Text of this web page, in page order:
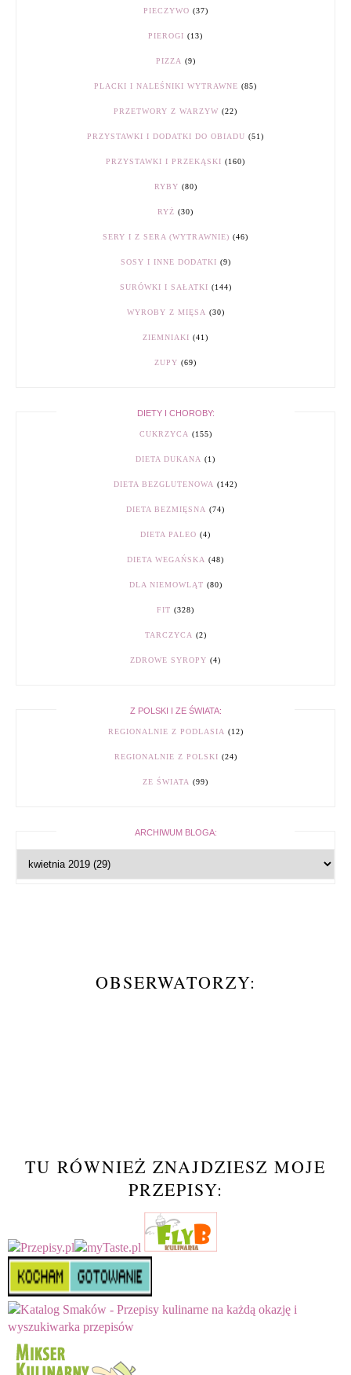
PIECZYWO (37)
PIEROGI (13)
PIZZA (9)
PLACKI I NALEŚNIKI WYTRAWNE (85)
PRZETWORY Z WARZYW (22)
PRZYSTAWKI I DODATKI DO OBIADU (51)
PRZYSTAWKI I PRZEKĄSKI (160)
RYBY (80)
RYŻ (30)
SERY I Z SERA (WYTRAWNIE) (46)
SOSY I INNE DODATKI (9)
SURÓWKI I SAŁATKI (144)
WYROBY Z MIĘSA (30)
ZIEMNIAKI (41)
ZUPY (69)
DIETY I CHOROBY:
CUKRZYCA (155)
DIETA DUKANA (1)
DIETA BEZGLUTENOWA (142)
DIETA BEZMIĘSNA (74)
DIETA PALEO (4)
DIETA WEGAŃSKA (48)
DLA NIEMOWLĄT (80)
FIT (328)
TARCZYCA (2)
ZDROWE SYROPY (4)
Z POLSKI I ZE ŚWIATA:
REGIONALNIE Z PODLASIA (12)
REGIONALNIE Z POLSKI (24)
ZE ŚWIATA (99)
ARCHIWUM BLOGA:
OBSERWATORZY:
TU RÓWNIEŻ ZNAJDZIESZ MOJE
PRZEPISY: